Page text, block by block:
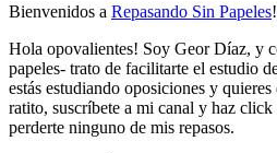
Bienvenidos a Repasando Sin Papeles!
Hola opovalientes! Soy Geor Díaz, y
papeles- trato de facilitarte el estudio
estás estudiando oposiciones y
ratito, suscríbete a mi canal y haz
perderte ninguno de mis repasos.